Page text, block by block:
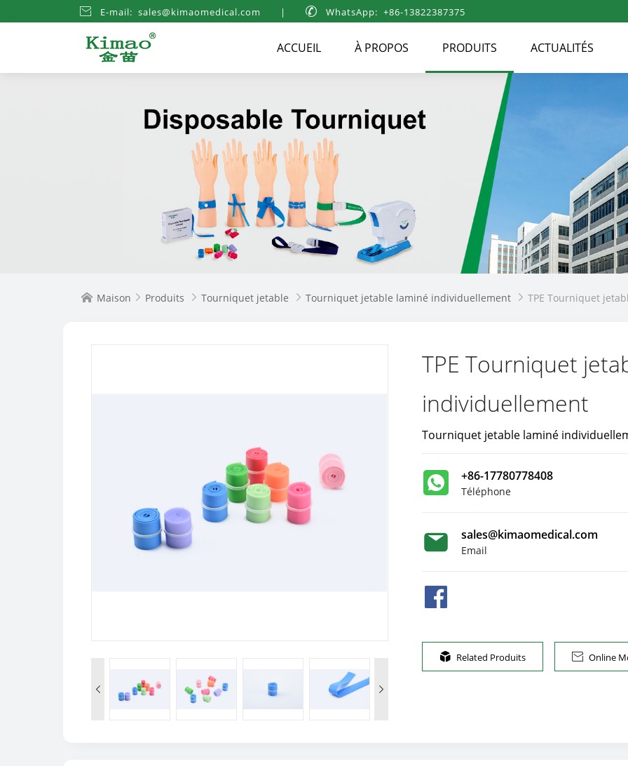
 E-mail: sales@kimaomedical.com |  WhatsApp: +86-13822387375
ACCUEIL À PROPOS PRODUITS ACTUALITÉS
 Maison  Produits  Tourniquet jetable  Tourniquet jetable laminé individuellement  TPE Tourniquet
 
TPE Tourniquet
individuellement
Tourniquet jetable laminé
+86-17780778408
Téléphone
sales@kimaomedical.com
Email
 Related Produits  Online